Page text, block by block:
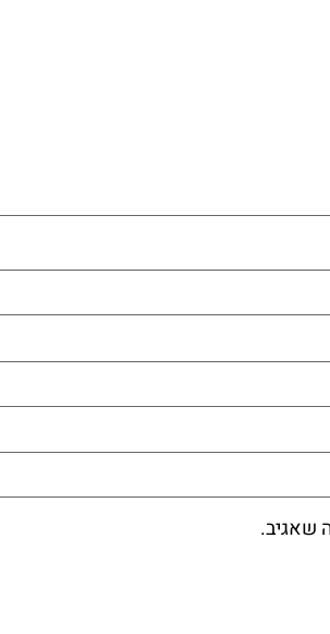
שאגיב.